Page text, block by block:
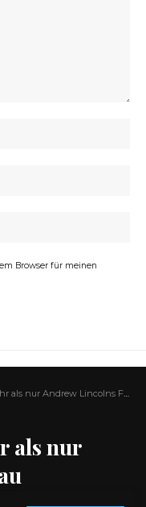
Browser für meinen
als nur Andrew Lincolns Frau
als nur